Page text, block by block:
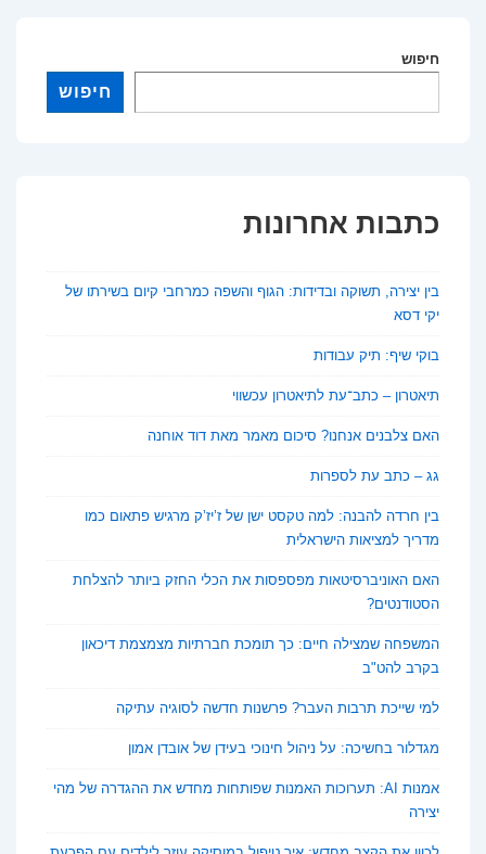
שאיבדו
חיפוש
חיפוש
כתבות אחרונות
בין יצירה, תשוקה ובדידות: הגוף והשפה כמרחבי קיום בשירתו של
יקי דסא
בוקי שיף: תיק עבודות
תיאטרון – כתב־עת לתיאטרון עכשווי
האם צלבנים אנחנו? סיכום מאמר מאת דוד אוחנה
גג – כתב עת לספרות
בין חרדה להבנה: למה טקסט ישן של ז’יז’ק מרגיש פתאום כמו
מדריך למציאות הישראלית
האם האוניברסיטאות מפספסות את הכלי החזק ביותר להצלחת
הסטודנטים?
המשפחה שמצילה חיים: כך תומכת חברתיות מצמצמת דיכאון
בקרב להט"ב
למי שייכת תרבות העבר? פרשנות חדשה לסוגיה עתיקה
מגדלור בחשיכה: על ניהול חינוכי בעידן של אובדן אמון
אמנות AI: תערוכות האמנות שפותחות מחדש את ההגדרה של מהי
יצירה